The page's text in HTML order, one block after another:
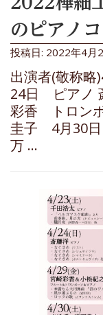
のピアノ
投稿日: 2022年4月
出演者(敬称
24日 ピアノ
彩香 トロン
圭子 4月30
万 …